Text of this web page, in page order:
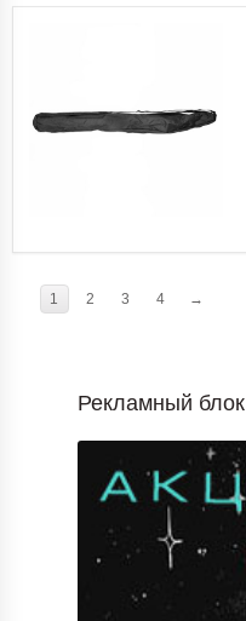
1 2 3 4 →
Рекламный блок